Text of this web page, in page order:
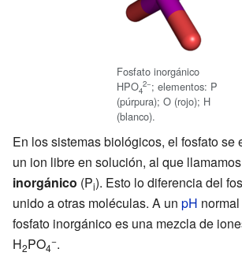
Fosfato inorgánico
HPO4
2−; elementos: P
(púrpura); O (rojo); H
(blanco).
En los sistemas biológicos, el fosfato se
un ion libre en solución, al que llamamos
inorgánico (Pi). Esto lo diferencia del
unido a otras moléculas. A un pH
fosfato inorgánico es una mezcla de
H2PO4
−.